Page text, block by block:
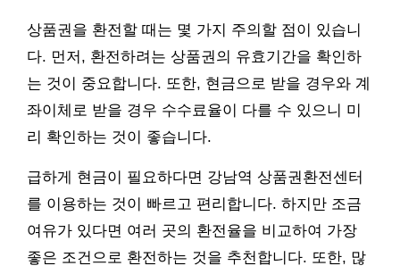
상품권을 환전할 때는 몇 가지 주의할 점이 있습니
다. 먼저, 환전하려는 상품권의 유효기간을 확인하
는 것이 중요합니다. 또한, 현금으로 받을 경우와 계
좌이체로 받을 경우 수수료율이 다를 수 있으니 미
리 확인하는 것이 좋습니다.
급하게 현금이 필요하다면 강남역 상품권환전센터
를 이용하는 것이 빠르고 편리합니다. 하지만 조금
여유가 있다면 여러 곳의 환전율을 비교하여 가장
좋은 조건으로 환전하는 것을 추천합니다. 또한, 많